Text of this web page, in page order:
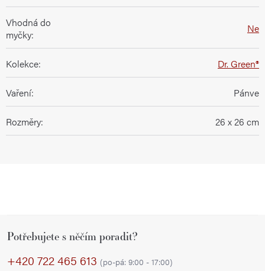
Vhodná do
myčky: Ne
Kolekce: Dr. Green®
Vaření: Pánve
Rozměry: 26 x 26 cm
Potřebujete s něčím poradit?
+420 722 465 613 (po-pá: 9:00 - 17:00)